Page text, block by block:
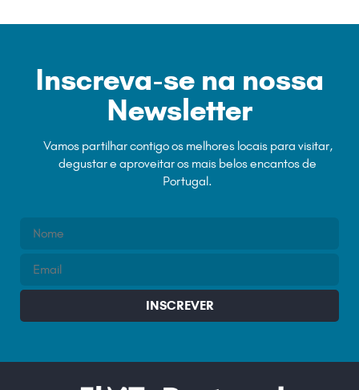
Inscreva-se na nossa
Newsletter
Vamos partilhar contigo os melhores locais para visitar,
degustar e aproveitar os mais belos encantos de
Portugal.
INSCREVER